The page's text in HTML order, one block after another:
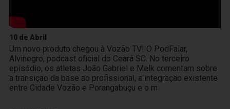
10 de Abril
Um novo produto chegou à Vozão TV! O PodFalar,
Alvinegro, podcast oficial do Ceará SC. No terceiro
episódio, os atletas João Gabriel e Melk comentam sobre
a transição da base ao profissional, a integração existente
entre Cidade Vozão e Porangabuçu e o m